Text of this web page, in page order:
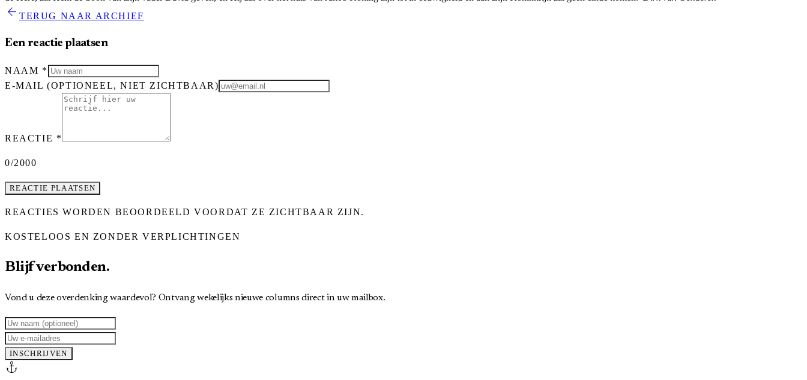
arrow_back TERUG NAAR ARCHIEF
Een reactie plaatsen
NAAM *
E-MAIL(OPTIONEEL, NIET ZICHTBAAR)
REACTIE *
0/2000
REACTIE PLAATSEN
REACTIES WORDEN BEOORDEELD VOORDAT ZE ZICHTBAAR ZIJN.
KOSTELOOS EN ZONDER VERPLICHTINGEN
Blijf verbonden.
Vond u deze overdenking waardevol? Ontvang wekelijks nieuwe columns direct in uw mailbox.
INSCHRIJVEN
anchor